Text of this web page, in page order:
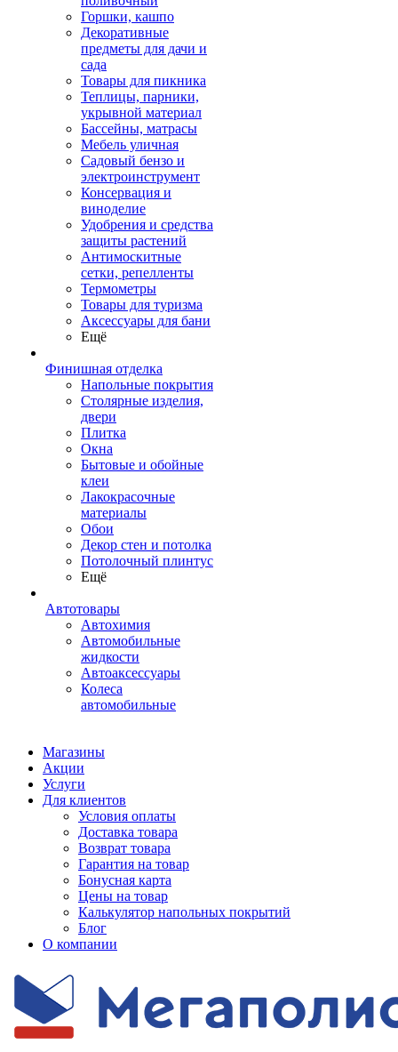
Горшки, кашпо
Декоративные
предметы для дачи и
сада
Товары для пикника
Теплицы, парники,
укрывной материал
Бассейны, матрасы
Мебель уличная
Садовый бензо и
электроинструмент
Консервация и
виноделие
Удобрения и средства
защиты растений
Антимоскитные
сетки, репелленты
Термометры
Товары для туризма
Аксессуары для бани
Ещё
Финишная отделка
Напольные покрытия
Столярные изделия,
двери
Плитка
Окна
Бытовые и обойные
клеи
Лакокрасочные
материалы
Обои
Декор стен и потолка
Потолочный плинтус
Ещё
Автотовары
Автохимия
Автомобильные
жидкости
Автоаксессуары
Колеса
автомобильные
Магазины
Акции
Услуги
Для клиентов
Условия оплаты
Доставка товара
Возврат товара
Гарантия на товар
Бонусная карта
Цены на товар
Калькулятор напольных покрытий
Блог
О компании